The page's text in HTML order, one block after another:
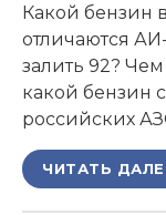
Какой бензин
отличаются
залить 92?
какой бензин
российских
ЧИТАТЬ